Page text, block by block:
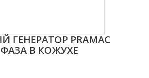
ГЕНЕРАТОР PRAMAC
ФАЗА В КОЖУХЕ